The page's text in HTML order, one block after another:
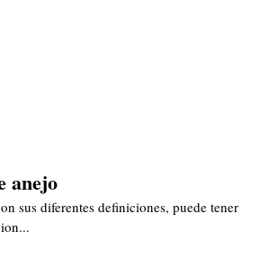
anejo
sus diferentes definiciones, puede tener